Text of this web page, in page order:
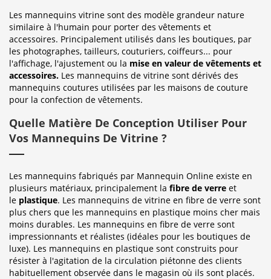
Les mannequins vitrine sont des modèle grandeur nature
similaire à l'humain pour porter des vêtements et
accessoires. Principalement utilisés dans les boutiques, par
les photographes, tailleurs, couturiers, coiffeurs... pour
l'affichage, l'ajustement ou la mise en valeur de vêtements et
accessoires. Les mannequins de vitrine sont dérivés des
mannequins coutures utilisées par les maisons de couture
pour la confection de vêtements.
Quelle Matière De Conception Utiliser Pour
Vos Mannequins De Vitrine ?
Les mannequins fabriqués par Mannequin Online existe en
plusieurs matériaux, principalement la fibre de verre et
le plastique. Les mannequins de vitrine en fibre de verre sont
plus chers que les mannequins en plastique moins cher mais
moins durables. Les mannequins en fibre de verre sont
impressionnants et réalistes (idéales pour les boutiques de
luxe). Les mannequins en plastique sont construits pour
résister à l'agitation de la circulation piétonne des clients
habituellement observée dans le magasin où ils sont placés.